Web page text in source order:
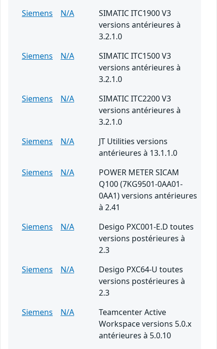
Siemens
N/A
SIMATIC ITC1900 V3
versions antérieures à
3.2.1.0
Siemens
N/A
SIMATIC ITC1500 V3
versions antérieures à
3.2.1.0
Siemens
N/A
SIMATIC ITC2200 V3
versions antérieures à
3.2.1.0
Siemens
N/A
JT Utilities versions
antérieures à 13.1.1.0
Siemens
N/A
POWER METER SICAM
Q100 (7KG9501-0AA01-
0AA1) versions antérieures
à 2.41
Siemens
N/A
Desigo PXC001-E.D toutes
versions postérieures à
2.3
Siemens
N/A
Desigo PXC64-U toutes
versions postérieures à
2.3
Siemens
N/A
Teamcenter Active
Workspace versions 5.0.x
antérieures à 5.0.10